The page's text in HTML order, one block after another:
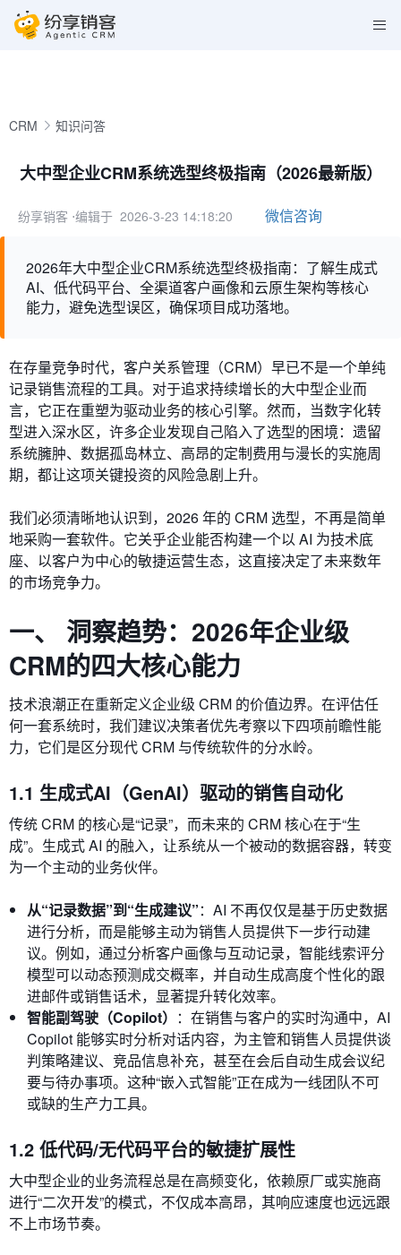
CRM 知识问答
大中型企业CRM系统选型终极指南（2026最新版）
纷享销客 ⋅编辑于 2026-3-23 14:18:20 微信咨询
2026年大中型企业CRM系统选型终极指南：了解生成式
AI、低代码平台、全渠道客户画像和云原生架构等核心
能力，避免选型误区，确保项目成功落地。
在存量竞争时代，客户关系管理（CRM）早已不是一个单纯
记录销售流程的工具。对于追求持续增长的大中型企业而
言，它正在重塑为驱动业务的核心引擎。然而，当数字化转
型进入深水区，许多企业发现自己陷入了选型的困境：遗留
系统臃肿、数据孤岛林立、高昂的定制费用与漫长的实施周
期，都让这项关键投资的风险急剧上升。
我们必须清晰地认识到，2026 年的 CRM 选型，不再是简单
地采购一套软件。它关乎企业能否构建一个以 AI 为技术底
座、以客户为中心的敏捷运营生态，这直接决定了未来数年
的市场竞争力。
一、 洞察趋势：2026年企业级
CRM的四大核心能力
技术浪潮正在重新定义企业级 CRM 的价值边界。在评估任
何一套系统时，我们建议决策者优先考察以下四项前瞻性能
力，它们是区分现代 CRM 与传统软件的分水岭。
1.1 生成式AI（GenAI）驱动的销售自动化
传统 CRM 的核心是“记录”，而未来的 CRM 核心在于“生
成”。生成式 AI 的融入，让系统从一个被动的数据容器，转变
为一个主动的业务伙伴。
从“记录数据”到“生成建议”：AI 不再仅仅是基于历史数据
进行分析，而是能够主动为销售人员提供下一步行动建
议。例如，通过分析客户画像与互动记录，智能线索评分
模型可以动态预测成交概率，并自动生成高度个性化的跟
进邮件或销售话术，显著提升转化效率。
智能副驾驶（Copilot） ：在销售与客户的实时沟通中，AI
Copilot 能够实时分析对话内容，为主管和销售人员提供谈
判策略建议、竞品信息补充，甚至在会后自动生成会议纪
要与待办事项。这种“嵌入式智能”正在成为一线团队不可
或缺的生产力工具。
1.2 低代码/无代码平台的敏捷扩展性
大中型企业的业务流程总是在高频变化，依赖原厂或实施商
进行“二次开发”的模式，不仅成本高昂，其响应速度也远远跟
不上市场节奏。